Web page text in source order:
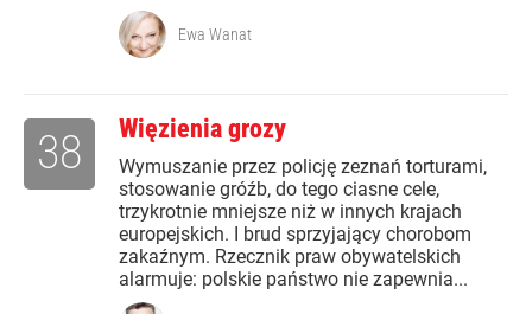
Ewa Wanat
Więzienia grozy
Wymuszanie przez policję zeznań torturami,
stosowanie gróźb, do tego ciasne cele,
trzykrotnie mniejsze niż w innych krajach
europejskich. I brud sprzyjający chorobom
zakaźnym. Rzecznik praw obywatelskich
alarmuje: polskie państwo nie zapewnia...
38